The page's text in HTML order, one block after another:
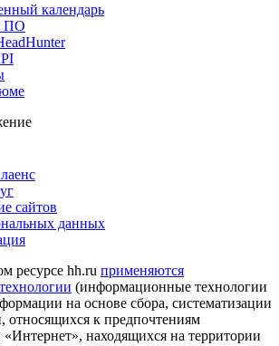
календарь
ПО
сайтов
данных
ресурсе hh.ru применяются
(информационные технологии
на основе сбора, систематизации
относящихся к предпочтениям
«Интернет», находящихся на территории